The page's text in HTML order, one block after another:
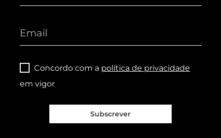
Concordo com a política de privacidade
em vigor
Subscrever